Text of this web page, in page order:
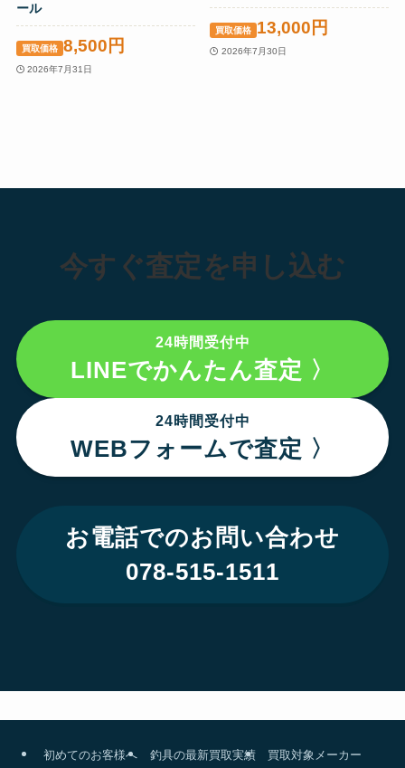
ール
買取価格 8,500円
2026年7月31日
買取価格 13,000円
2026年7月30日
今すぐ査定を申し込む
24時間受付中
LINEでかんたん査定 〉
24時間受付中
WEBフォームで査定 〉
お電話でのお問い合わせ
078-515-1511
初めてのお客様へ 釣具の最新買取実績 買取対象メーカー